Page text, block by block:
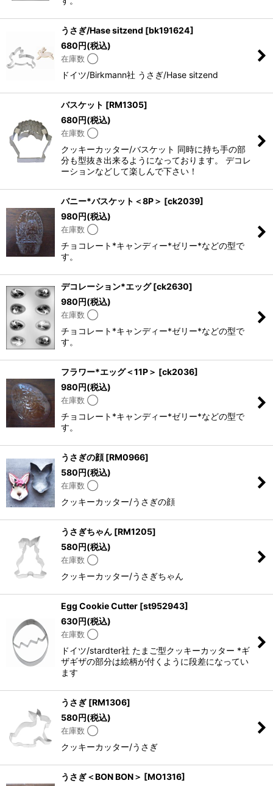
うさぎ/Hase sitzend [bk191624]
680円(税込)
在庫数 ◯
ドイツ/Birkmann社 うさぎ/Hase sitzend
バスケット [RM1305]
680円(税込)
在庫数 ◯
クッキーカッター/バスケット 同時に持ち手の部
分も型抜き出来るようになっております。 デコレ
ーションなどして楽しんで下さい！
バニー*バスケット＜8P＞ [ck2039]
980円(税込)
在庫数 ◯
チョコレート*キャンディー*ゼリー*などの型で
す。
デコレーション*エッグ [ck2630]
980円(税込)
在庫数 ◯
チョコレート*キャンディー*ゼリー*などの型で
す。
フラワー*エッグ＜11P＞ [ck2036]
980円(税込)
在庫数 ◯
チョコレート*キャンディー*ゼリー*などの型で
す。
うさぎの顔 [RM0966]
580円(税込)
在庫数 ◯
クッキーカッター/うさぎの顔
うさぎちゃん [RM1205]
580円(税込)
在庫数 ◯
クッキーカッター/うさぎちゃん
Egg Cookie Cutter [st952943]
630円(税込)
在庫数 ◯
ドイツ/stardter社 たまご型クッキーカッター *ギ
ザギザの部分は絵柄が付くように段差になってい
ます
うさぎ [RM1306]
580円(税込)
在庫数 ◯
クッキーカッター/うさぎ
うさぎ＜BON BON＞ [MO1316]